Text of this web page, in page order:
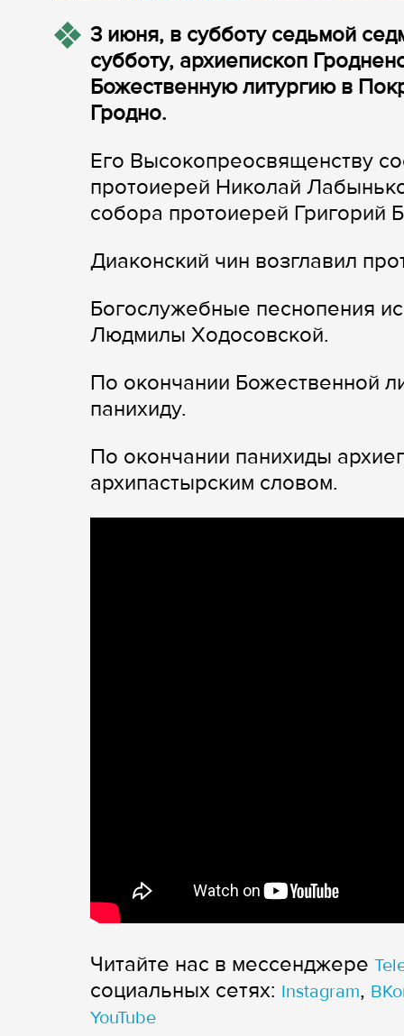
3 июня, в субботу седьмой
субботу, архиепископ
Божественную литургию в
Гродно.
Его Высокопреосвященству
протоиерей Николай
собора протоиерей Григорий
Диаконский чин возглавил
Богослужебные песнопения
Людмилы Ходосовской.
По окончании Божественной
панихиду.
По окончании панихиды
архипастырским словом.
Читайте нас в мессенджере
cоциальных сетях: Instagram,
YouTube